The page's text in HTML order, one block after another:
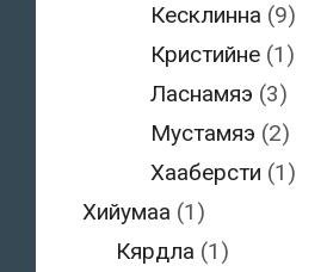
Кесклинна (9)
Кристийне(1)
Ласнамяэ (3)
Мустамяэ (2)
Хааберсти (1)
Хийумаа (1)
Кярдла (1)